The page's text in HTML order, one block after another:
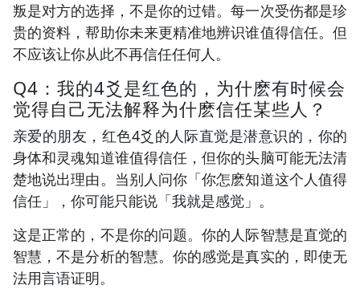
叛是对方的选择，不是你的过错。每一次受伤都是珍
贵的资料，帮助你未来更精准地辨识谁值得信任。但
不应该让你从此不再信任任何人。
Q4：我的4爻是红色的，为什麽有时候会
觉得自己无法解释为什麽信任某些人？
亲爱的朋友，红色4爻的人际直觉是潜意识的，你的
身体和灵魂知道谁值得信任，但你的头脑可能无法清
楚地说出理由。当别人问你「你怎麽知道这个人值得
信任」，你可能只能说「我就是感觉」。
这是正常的，不是你的问题。你的人际智慧是直觉的
智慧，不是分析的智慧。你的感觉是真实的，即使无
法用言语证明。